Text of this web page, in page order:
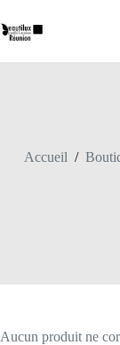
au
contenu
Accueil /
Aucun produit ne